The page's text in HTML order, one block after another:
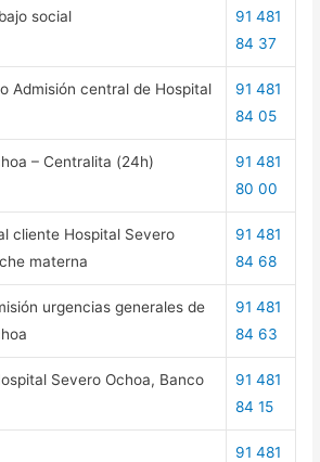
social
91 481
84 37
Admisión central de Hospital
91 481
84 05
– Centralita (24h)
91 481
80 00
cliente Hospital Severo
materna
91 481
84 68
urgencias generales de
91 481
84 63
Severo Ochoa, Banco
91 481
84 15
91 481